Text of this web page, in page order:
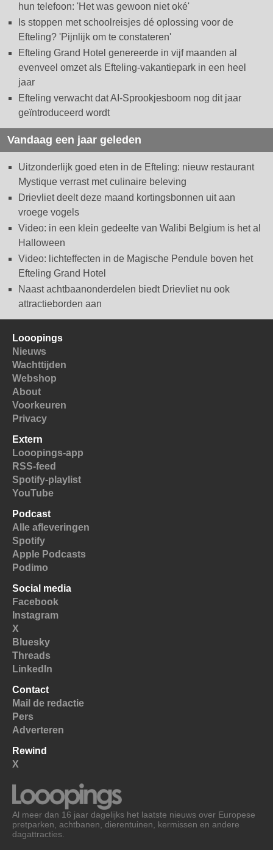
hun telefoon: 'Het was gewoon niet oké'
Is stoppen met schoolreisjes dé oplossing voor de
Efteling? 'Pijnlijk om te constateren'
Efteling Grand Hotel genereerde in vijf maanden al
evenveel omzet als Efteling-vakantiepark in een heel
jaar
Efteling verwacht dat AI-Sprookjesboom nog dit jaar
geïntroduceerd wordt
Vandaag een jaar geleden
Uitzonderlijk goed eten in de Efteling: nieuw restaurant
Mystique verrast met culinaire beleving
Drievliet deelt deze maand kortingsbonnen uit aan
vroege vogels
Video: in een klein gedeelte van Walibi Belgium is het al
Halloween
Video: lichteffecten in de Magische Pendule boven het
Efteling Grand Hotel
Naast achtbaanonderdelen biedt Drievliet nu ook
attractieborden aan
Looopings
Nieuws
Wachttijden
Webshop
About
Voorkeuren
Privacy
Extern
Looopings-app
RSS-feed
Spotify-playlist
YouTube
Podcast
Alle afleveringen
Spotify
Apple Podcasts
Podimo
Social media
Facebook
Instagram
X
Bluesky
Threads
LinkedIn
Contact
Mail de redactie
Pers
Adverteren
Rewind
X
Al meer dan 16 jaar dagelijks het laatste nieuws over Europese
pretparken, achtbanen, dierentuinen, kermissen en andere
dagattracties.